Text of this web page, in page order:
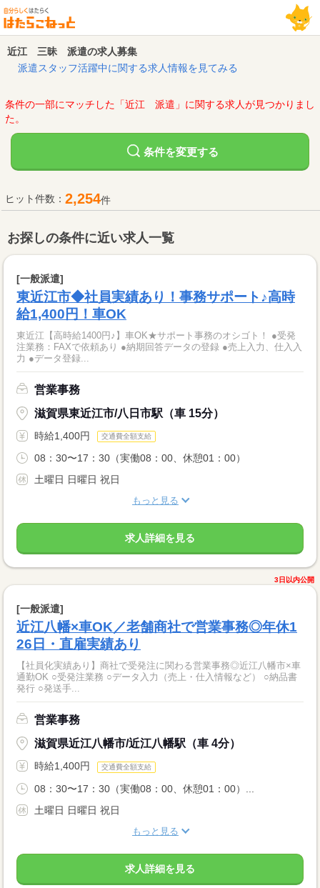
近江 三昧 派遣の求人募集
派遣スタッフ活躍中に関する求人情報を見てみる
条件の一部にマッチした「近江 派遣」に関する求人が見つかりまし
た。
条件を変更する
ヒット件数： 2,254件
お探しの条件に近い求人一覧
[一般派遣]
東近江市◆社員実績あり！事務サポート♪高時
給1,400円！車OK
東近江【高時給1400円♪】車OK★サポート事務のオシゴト！ ●受発
注業務：FAXで依頼あり ●納期回答データの登録 ●売上入力、仕入入
力 ●データ登録...
営業事務
滋賀県東近江市/八日市駅（車 15分）
時給1,400円 交通費全額支給
08：30〜17：30（実働08：00、休憩01：00）
土曜日 日曜日 祝日
もっと見る
求人詳細を見る
3日以内公開
[一般派遣]
近江八幡×車OK／老舗商社で営業事務◎年休1
26日・直雇実績あり
【社員化実績あり】商社で受発注に関わる営業事務◎近江八幡市×車
通勤OK ○受発注業務 ○データ入力（売上・仕入情報など） ○納品書
発行 ○発送手...
営業事務
滋賀県近江八幡市/近江八幡駅（車 4分）
時給1,400円 交通費全額支給
08：30〜17：30（実働08：00、休憩01：00）...
土曜日 日曜日 祝日
もっと見る
求人詳細を見る